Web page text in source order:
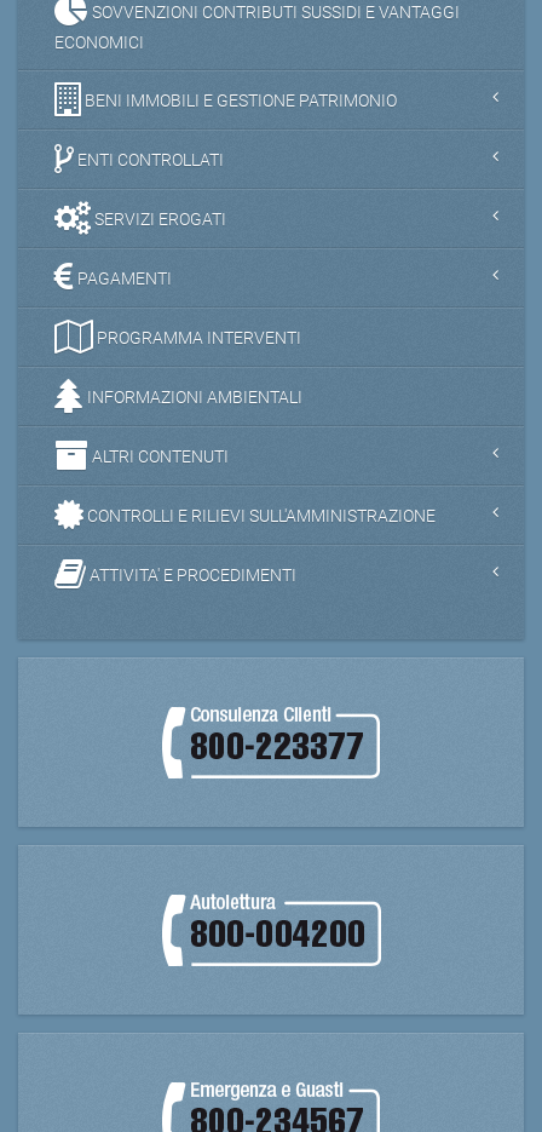
SOVVENZIONI CONTRIBUTI SUSSIDI E VANTAGGI
ECONOMICI
BENI IMMOBILI E GESTIONE PATRIMONIO
ENTI CONTROLLATI
SERVIZI EROGATI
PAGAMENTI
PROGRAMMA INTERVENTI
INFORMAZIONI AMBIENTALI
ALTRI CONTENUTI
CONTROLLI E RILIEVI SULL'AMMINISTRAZIONE
ATTIVITA' E PROCEDIMENTI